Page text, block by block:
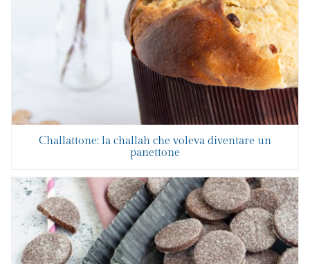
Challattone: la challah che voleva diventare un
panettone